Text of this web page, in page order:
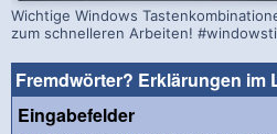
Wichtige Windows
zum schnelleren Arbeiten!
Fremdwörter? Erklärungen im
Eingabefelder